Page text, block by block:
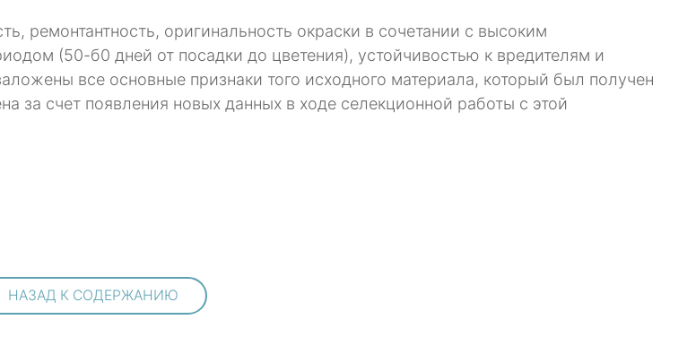
ремонтантность, оригинальность окраски в сочетании с высоким
(50-б0 дней от посадки до цветения), устойчивостью к вредителям и
все основные признаки того исходного материала, который был получен
за счет появления новых данных в ходе селекционной работы с этой
НАЗАД К СОДЕРЖАНИЮ